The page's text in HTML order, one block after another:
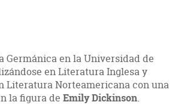
Germánica en la Universidad de
en Literatura Inglesa y
Literatura Norteamericana con una
la figura de Emily Dickinson.